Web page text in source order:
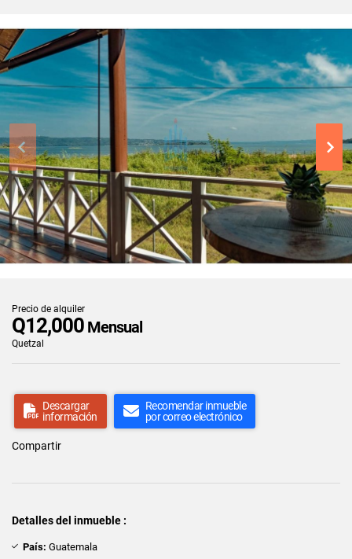
Precio de alquiler
Q12,000 Mensual
Quetzal
Descargar
información
Recomendar inmueble
por correo electrónico
Compartir
Detalles del inmueble :
País: Guatemala